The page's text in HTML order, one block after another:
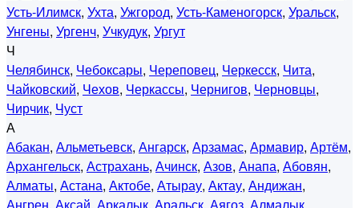
Усть-Илимск, Ухта, Ужгород, Усть-Каменогорск, Уральск,
Унгены, Ургенч, Учкудук, Ургут
Ч
Челябинск, Чебоксары, Череповец, Черкесск, Чита,
Чайковский, Чехов, Черкассы, Чернигов, Черновцы,
Чирчик, Чуст
А
Абакан, Альметьевск, Ангарск, Арзамас, Армавир, Артём,
Архангельск, Астрахань, Ачинск, Азов, Анапа, Абовян,
Алматы, Астана, Актобе, Атырау, Актау, Андижан,